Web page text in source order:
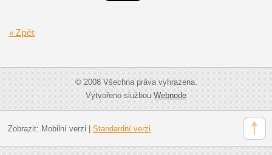
« Zpět
© 2008 Všechna práva vyhrazena.
Vytvořeno službouWebnode
Zobrazit: Mobilní verzi Standardní verzi